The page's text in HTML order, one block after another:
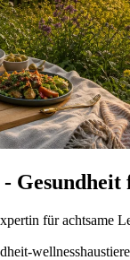
für achtsame
wellnesshaustiere